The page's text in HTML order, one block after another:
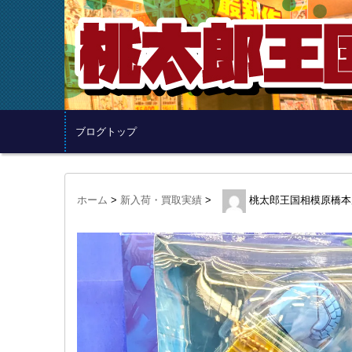
ブログトップ
ホーム > 新入荷・買取実績 > 桃太郎王国相模原橋